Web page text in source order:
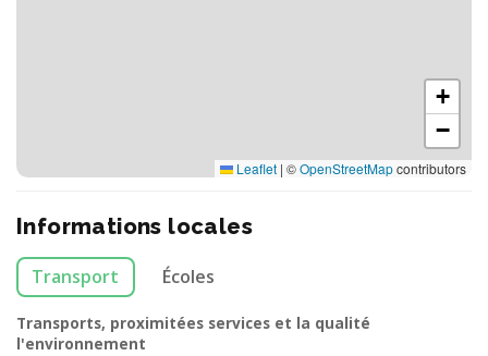
+
−
Leaflet | ©OpenStreetMapcontributors
Informations locales
Transport Écoles
Transports, proximitées services et la qualité
l'environnement